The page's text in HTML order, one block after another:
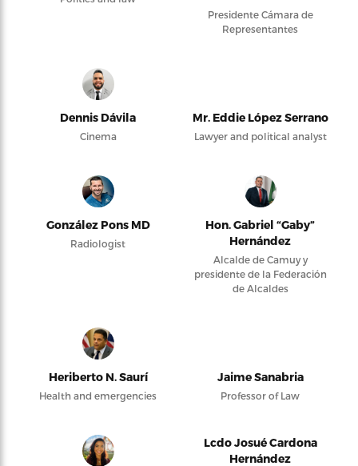
Presidente Cámara de
Representantes
Dennis Dávila
Cinema
Mr. Eddie López Serrano
Lawyer and political analyst
González Pons MD
Radiologist
Hon. Gabriel “Gaby”
Hernández
Alcalde de Camuy y
presidente de la Federación
de Alcaldes
Heriberto N. Saurí
Health and emergencies
Jaime Sanabria
Professor of Law
Lcdo Josué Cardona
Hernández